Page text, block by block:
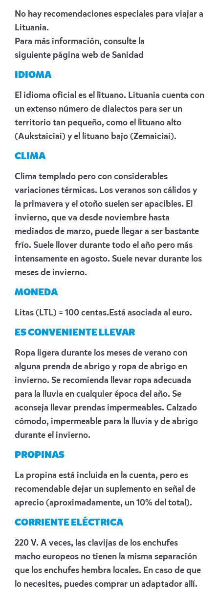
No hay recomendaciones especiales para viajar a
Lituania.
Para más información, consulte la
siguiente página web de Sanidad
IDIOMA
El idioma oficial es el lituano. Lituania cuenta con
un extenso número de dialectos para ser un
territorio tan pequeño, como el lituano alto
(Aukstaiciai) y el lituano bajo (Zemaiciai).
CLIMA
Clima templado pero con considerables
variaciones térmicas. Los veranos son cálidos y
la primavera y el otoño suelen ser apacibles. El
invierno, que va desde noviembre hasta
mediados de marzo, puede llegar a ser bastante
frío. Suele llover durante todo el año pero más
intensamente en agosto. Suele nevar durante los
meses de invierno.
MONEDA
Litas (LTL) = 100 centas.Está asociada al euro.
ES CONVENIENTE LLEVAR
Ropa ligera durante los meses de verano con
alguna prenda de abrigo y ropa de abrigo en
invierno. Se recomienda llevar ropa adecuada
para la lluvia en cualquier época del año. Se
aconseja llevar prendas impermeables. Calzado
cómodo, impermeable para la lluvia y de abrigo
durante el invierno.
PROPINAS
La propina está incluida en la cuenta, pero es
recomendable dejar un suplemento en señal de
aprecio (aproximadamente, un 10% del total).
CORRIENTE ELÉCTRICA
220 V. A veces, las clavijas de los enchufes
macho europeos no tienen la misma separación
que los enchufes hembra locales. En caso de que
lo necesites, puedes comprar un adaptador allí.